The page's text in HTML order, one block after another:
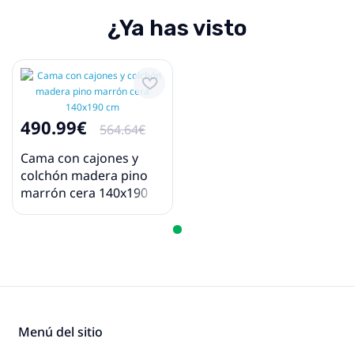
¿Ya has visto
490.99€
564.64€
Cama con cajones y
colchón madera pino
marrón cera 140x190
cm
Menú del sitio